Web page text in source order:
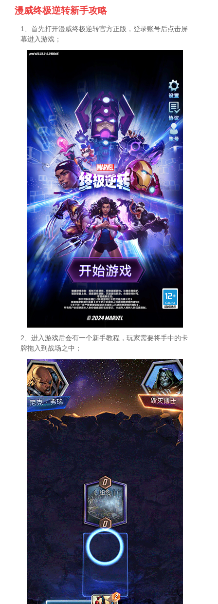
漫威终极逆转新手攻略
1、首先打开漫威终极逆转官方正版，登录账号后点击屏
幕进入游戏；
2、进入游戏后会有一个新手教程，玩家需要将手中的卡
牌拖入到战场之中；